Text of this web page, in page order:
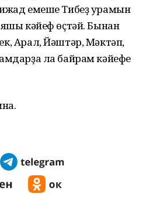
емеше Тибеҙ урамын
кәйеф өҫтәй. Бынан
Арал, Йәштәр, Мәктәп,
ла байрам кәйефе